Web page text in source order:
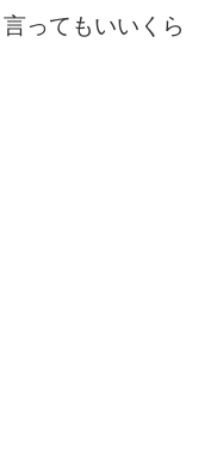
ってもいいくら